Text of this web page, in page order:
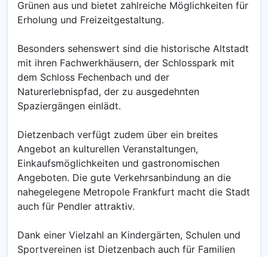
Grünen aus und bietet zahlreiche Möglichkeiten für
Erholung und Freizeitgestaltung.
Besonders sehenswert sind die historische Altstadt
mit ihren Fachwerkhäusern, der Schlosspark mit
dem Schloss Fechenbach und der
Naturerlebnispfad, der zu ausgedehnten
Spaziergängen einlädt.
Dietzenbach verfügt zudem über ein breites
Angebot an kulturellen Veranstaltungen,
Einkaufsmöglichkeiten und gastronomischen
Angeboten. Die gute Verkehrsanbindung an die
nahegelegene Metropole Frankfurt macht die Stadt
auch für Pendler attraktiv.
Dank einer Vielzahl an Kindergärten, Schulen und
Sportvereinen ist Dietzenbach auch für Familien